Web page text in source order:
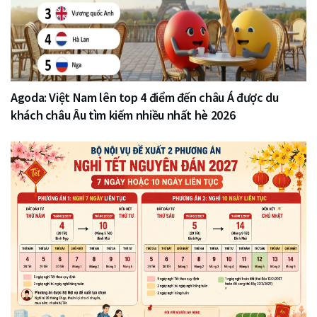
Agoda: Việt Nam lên top 4 điểm đến châu Á được du
khách châu Âu tìm kiếm nhiều nhất hè 2026